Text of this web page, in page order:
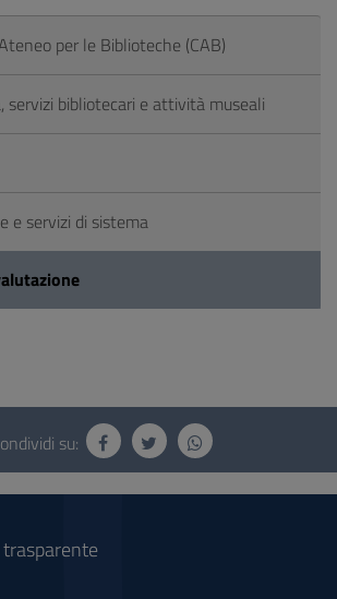
per le Biblioteche (CAB)
servizi bibliotecari e attività museali
e servizi di sistema
su: